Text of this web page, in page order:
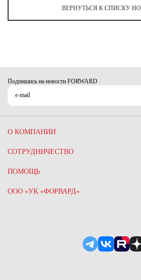
ВЕРНУТЬСЯ К СПИСКУ
Подпишись на новости FORWARD
О КОМПАНИИ
СОТРУДНИЧЕСТВО
ПОМОЩЬ
ООО «УК «ФОРВАРД»